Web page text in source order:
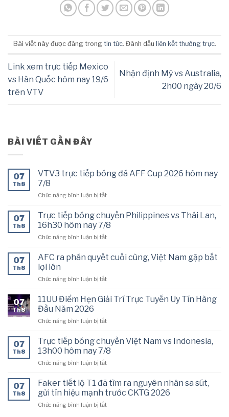
Bài viết này được đăng trong tin tức. Đánh dấu liên kết thường trực.
Link xem trực tiếp Mexico
vs Hàn Quốc hôm nay 19/6
trên VTV
Nhận định Mỹ vs Australia,
2h00 ngày 20/6
BÀI VIẾT GẦN ĐÂY
07
Th8
VTV3 trực tiếp bóng đá AFF Cup 2026 hôm nay
7/8
Chức năng bình luận bị tắtở
trực
tiếp
bóng
đá
Cup
nay
07
Th8
Trực tiếp bóng chuyền Philippines vs Thái Lan,
16h30 hôm nay 7/8
Chức năng bình luận bị tắtở
tiếp
Philippines
Thái
hôm
7/8
07
Th8
AFC ra phán quyết cuối cùng, Việt Nam gặp bất
lợi lớn
Chức năng bình luận bị tắtở
ra
phán
cuối
Việt
Nam
bất
lớn
07
Th8
11UU Điểm Hẹn Giải Trí Trực Tuyến Uy Tín Hàng
Đầu Năm 2026
Chức năng bình luận bị tắtở
Điểm
Hẹn
Giải
Trí
Tuyến
Uy
Hàng
07
Th8
Trực tiếp bóng chuyền Việt Nam vs Indonesia,
13h00 hôm nay 7/8
Chức năng bình luận bị tắtở
tiếp
bóng
chuyền
Việt
07
Th8
Faker tiết lộ T1 đã tìm ra nguyên nhân sa sút,
gửi tín hiệu mạnh trước CKTG 2026
Chức năng bình luận bị tắtở